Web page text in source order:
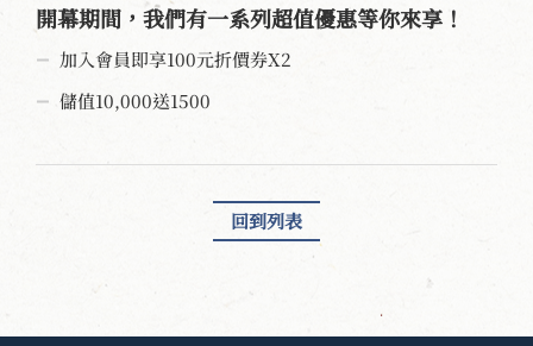
開幕期間，我們有一系列超值優惠等你來享！
加入會員即享100元折價券X2
儲值10,000送1500
回到列表